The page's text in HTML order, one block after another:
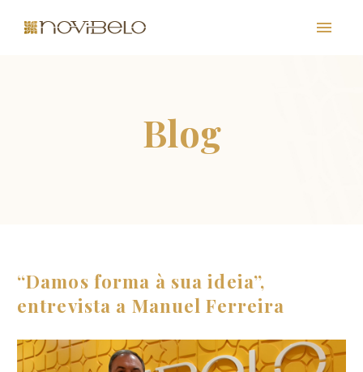
“Damos forma à sua ideia”,
entrevista a Manuel Ferreira